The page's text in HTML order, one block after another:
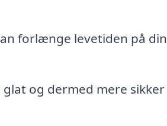
forlænge levetiden på din
og dermed mere sikker